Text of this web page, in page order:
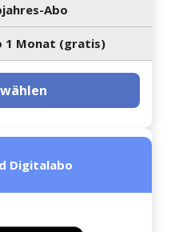
Abo
1 Monat (gratis)
Digitalabo